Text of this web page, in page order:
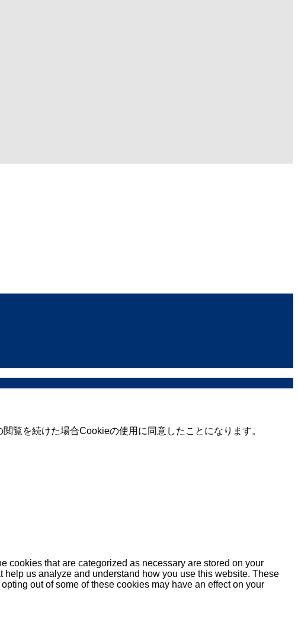
覧を続けた場合Cookieの使用に同意したことになります。
cookies that are categorized as necessary are stored on your
us analyze and understand how you use this website. These
out of some of these cookies may have an effect on your